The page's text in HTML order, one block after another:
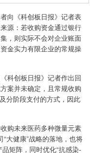
向《科创板日报》记者表
源：若收购资金通过银行
，则实际不会对企业账面
金实力有限企业的常规操
科创板日报》记者作出回
案并未确定，且常规收购
分阶段支付的方式，因此
购未来医药多种微量元素
大健康”战略的落地，也将
矩阵，同时优化“抗感染-